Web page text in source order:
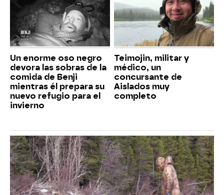
Un enorme oso negro
devora las sobras de la
comida de Benji
mientras él prepara su
nuevo refugio para el
invierno
Teimojin, militar y
médico, un
concursante de
Aislados muy
completo